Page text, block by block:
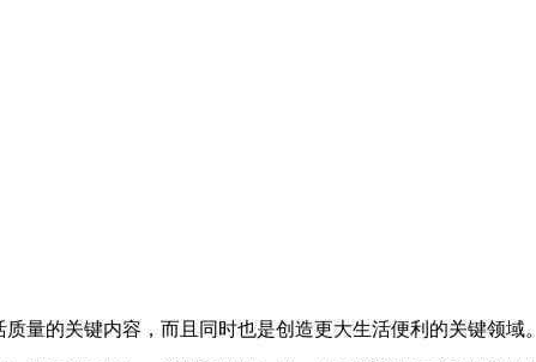
的关键内容，而且同时也是创造更大生活便利的关键领域。